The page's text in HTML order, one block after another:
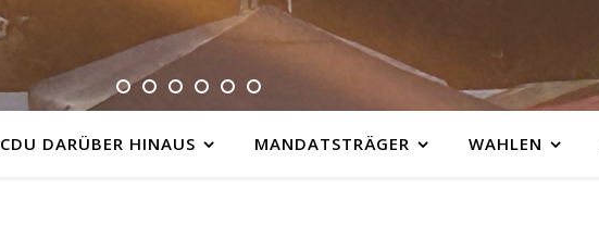
CDU DARÜBER HINAUS MANDATSTRÄGER WAHLEN